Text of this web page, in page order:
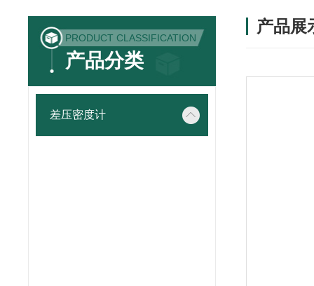
PRODUCT CLASSIFICATION
产品分类
差压密度计
产品展